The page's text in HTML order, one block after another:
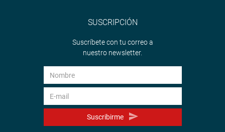
SUSCRIPCIÓN
Suscríbete con tu correo a
nuestro newsletter.
Suscribirme